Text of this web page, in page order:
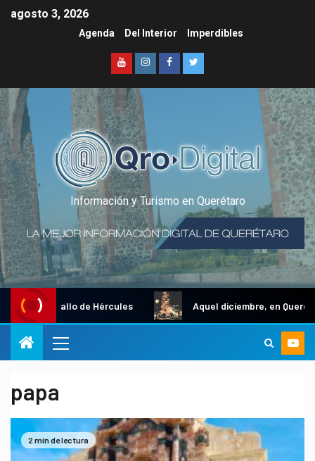
agosto 3, 2026
Agenda Del Interior Imperdibles
Información y Turismo en Querétaro
Gallo de Hércules Aquel diciembre, en Querétaro
papa
2 min de lectura